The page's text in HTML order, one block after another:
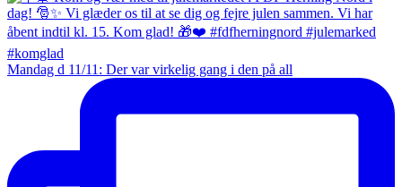
Mandag d 11/11: Der var virkelig gang i den på all